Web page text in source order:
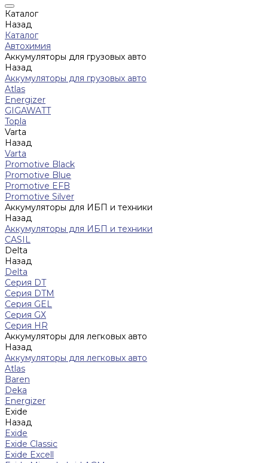
Каталог
Назад
Каталог
Автохимия
Аккумуляторы для грузовых авто
Назад
Аккумуляторы для грузовых авто
Atlas
Energizer
GIGAWATT
Topla
Varta
Назад
Varta
Promotive Black
Promotive Blue
Promotive EFB
Promotive Silver
Аккумуляторы для ИБП и техники
Назад
Аккумуляторы для ИБП и техники
CASIL
Delta
Назад
Delta
Серия DT
Серия DTM
Серия GEL
Серия GХ
Серия HR
Аккумуляторы для легковых авто
Назад
Аккумуляторы для легковых авто
Atlas
Baren
Deka
Energizer
Exide
Назад
Exide
Exide Classic
Exide Excell